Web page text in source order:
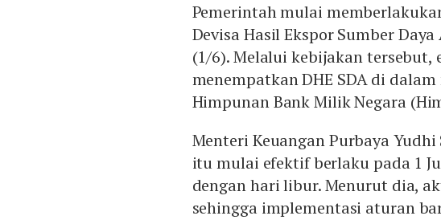
Pemerintah mulai
Devisa Hasil Ekspor Sumber
(1/6). Melalui kebijakan
menempatkan DHE SDA di
Himpunan Bank Milik Negara
Menteri Keuangan Purbaya
itu mulai efektif berlaku pada 1
dengan hari libur. Menurut dia,
sehingga implementasi aturan